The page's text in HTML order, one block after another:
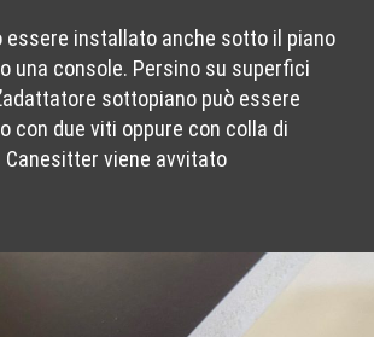
essere installato anche sotto il piano
una console. Persino su superfici
sottopiano può essere
con due viti oppure con colla di
Canesitter viene avvitato